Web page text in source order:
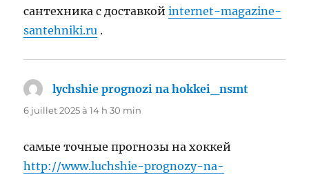
сантехника с доставкойinternet-magazine-
santehniki.ru .
lychshie prognozi na hokkei_nsmt
6 juillet 2025 à 14 h 30 min
самые точные прогнозы на хоккей
http://www.luchshie-prognozy-na-